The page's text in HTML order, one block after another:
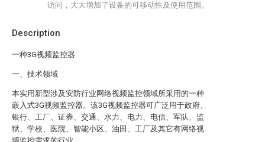
Description
一种3G视频监控器
一、技术领域
本实用新型涉及安防行业网络视频监控领域所采用的一种
嵌入式3G视频监控器。该3G视频监控器可广泛用于政府、
银行、工厂、证券、交通、水力、电力、电信、军队、监
狱、学校、医院、智能小区、油田、工厂及其它有网络视
访问，大大增加了设备的可移动性及使用范围。